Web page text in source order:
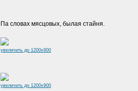
Па словах мясцовых, былая стайня.
увеличить до 1200x900
увеличить до 1200x900